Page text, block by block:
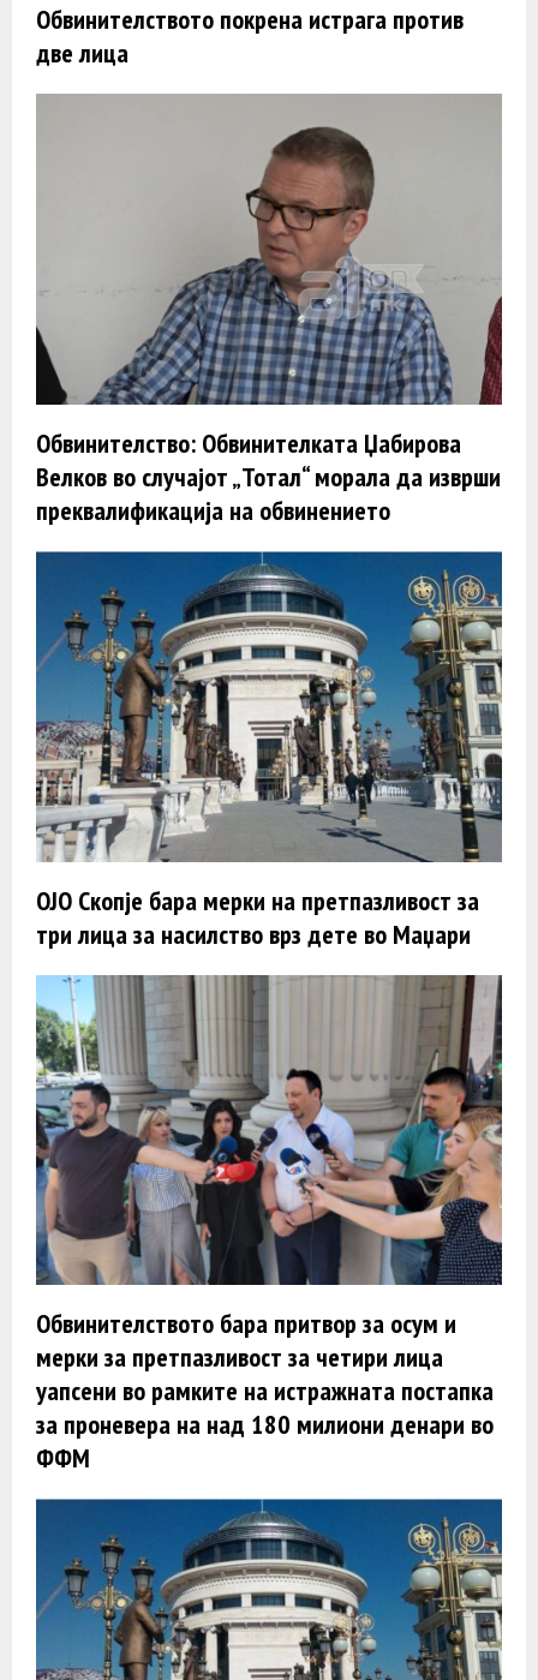
Обвинителството покрена истрага против
две лица
Обвинителство: Обвинителката Џабирова
Велков во случајот „Тотал“ морала да изврши
преквалификација на обвинението
ОЈО Скопје бара мерки на претпазливост за
три лица за насилство врз дете во Маџари
Обвинителството бара притвор за осум и
мерки за претпазливост за четири лица
уапсени во рамките на истражната постапка
за проневера на над 180 милиони денари во
ФФМ